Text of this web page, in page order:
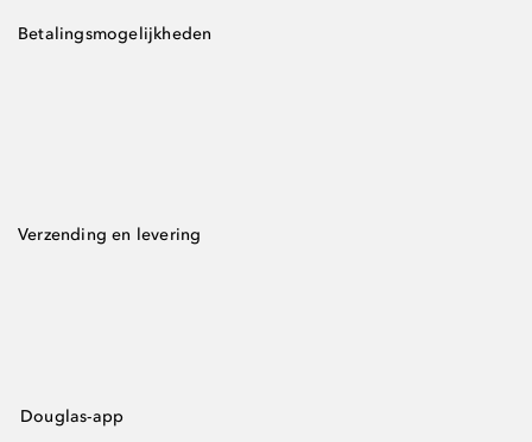
Betalingsmogelijkheden
Verzending en levering
Douglas-app